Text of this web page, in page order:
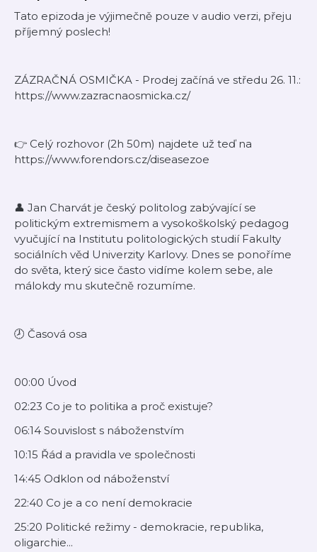
Tato epizoda je výjimečně pouze v audio verzi, přeju
příjemný poslech!
ZÁZRAČNÁ OSMIČKA - Prodej začíná ve středu 26. 11.:
https://www.zazracnaosmicka.cz/
👉 Celý rozhovor (2h 50m) najdete už teď na
⁠https://www.forendors.cz/diseasezoe
👤 Jan Charvát je český politolog zabývající se
politickým extremismem a vysokoškolský pedagog
vyučující na Institutu politologických studií Fakulty
sociálních věd Univerzity Karlovy. Dnes se ponoříme
do světa, který sice často vidíme kolem sebe, ale
málokdy mu skutečně rozumíme.
🕗 Časová osa
00:00 Úvod
02:23 Co je to politika a proč existuje?
06:14 Souvislost s náboženstvím
10:15 Řád a pravidla ve společnosti
14:45 Odklon od náboženství
22:40 Co je a co není demokracie
25:20 Politické režimy - demokracie, republika,
oligarchie...